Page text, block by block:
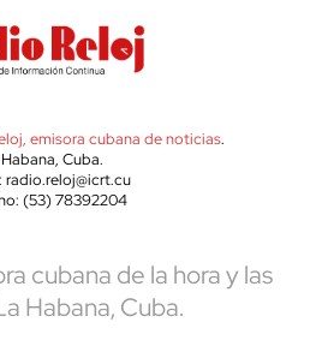
emisora cubana de noticias.
Cuba.
radio.reloj@icrt.cu
(53) 78392204
cubana de la hora y las
Habana, Cuba.